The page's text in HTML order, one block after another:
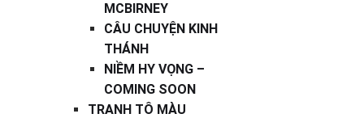
MCBIRNEY
CÂU CHUYỆN KINH
THÁNH
NIỀM HY VỌNG –
COMING SOON
TRANH TÔ MÀU